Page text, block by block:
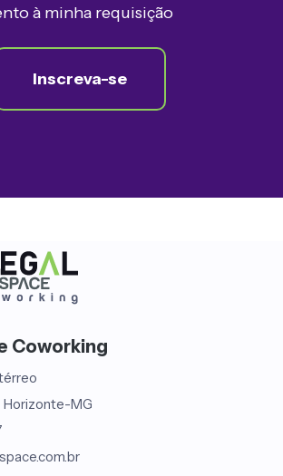
à minha requisição
Inscreva-se
Coworking
Horizonte-MG